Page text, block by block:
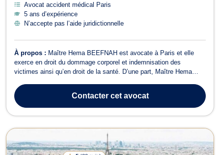
Avocat accident médical Paris
5 ans d’expérience
N’accepte pas l’aide juridictionnelle
À propos : Maître Hema BEEFNAH est avocate à Paris et elle
exerce en droit du dommage corporel et indemnisation des
victimes ainsi qu’en droit de la santé. D’une part, Maître Hema
indemnisation des victimes en présence de faits ou d’infractions
portant atteinte à l’intégrité physique....
Contactercet avocat